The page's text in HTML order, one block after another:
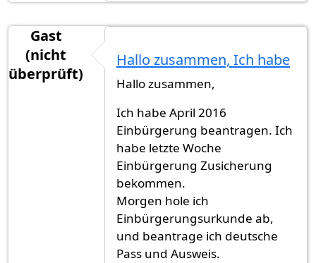
Gast
(nicht
überprüft)
Hallo zusammen, Ich habe
Hallo zusammen,
Ich habe April 2016
Einbürgerung beantragen. Ich
habe letzte Woche
Einbürgerung Zusicherung
bekommen.
Morgen hole ich
Einbürgerungsurkunde ab,
und beantrage ich deutsche
Pass und Ausweis.